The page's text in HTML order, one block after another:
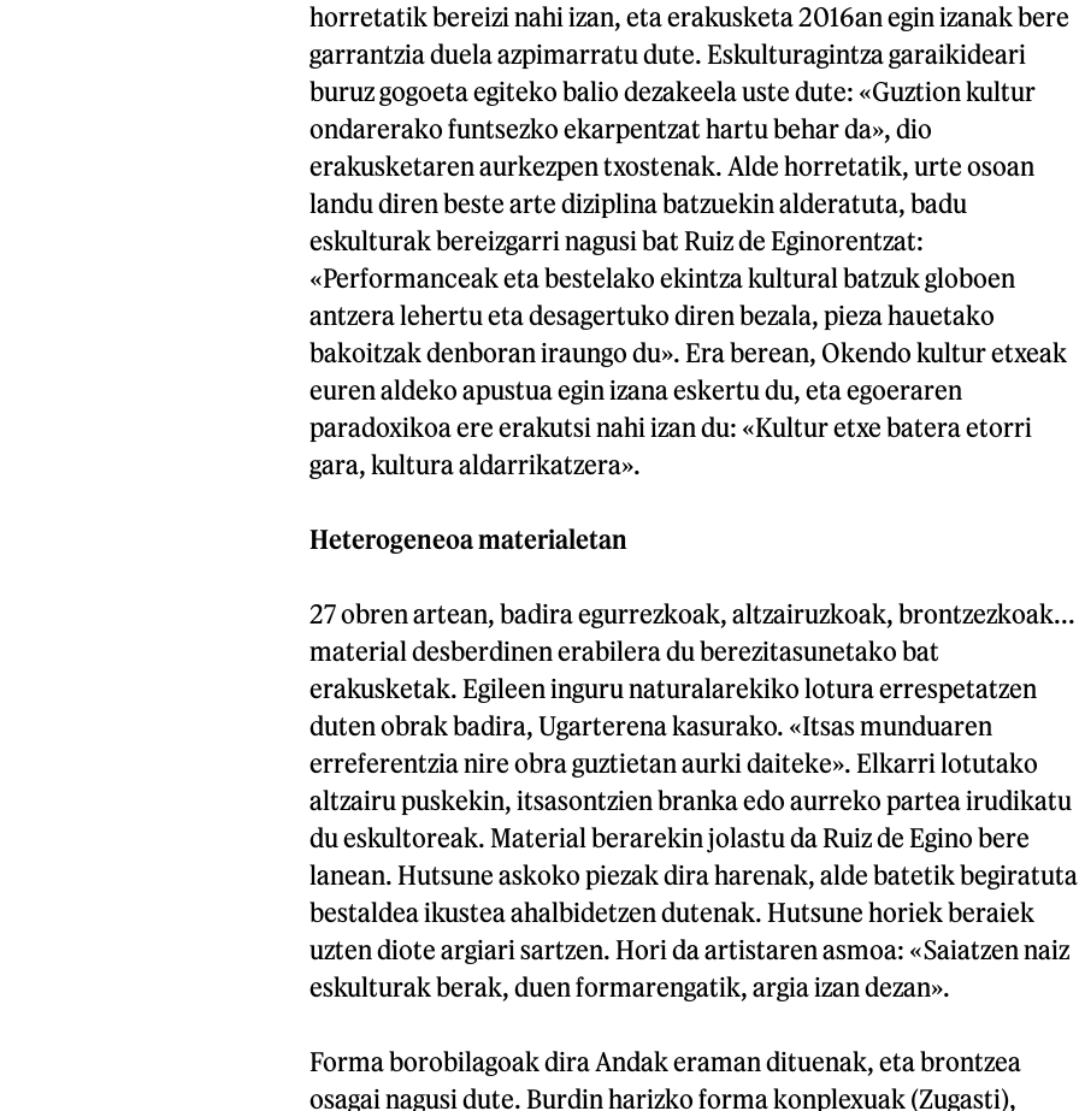
horretatik bereizi nahi izan, eta erakusketa 2016an egin izanak bere
garrantzia duela azpimarratu dute. Eskulturagintza garaikideari
buruz gogoeta egiteko balio dezakeela uste dute: «Guztion kultur
ondarerako funtsezko ekarpentzat hartu behar da», dio
erakusketaren aurkezpen txostenak. Alde horretatik, urte osoan
landu diren beste arte diziplina batzuekin alderatuta, badu
eskulturak bereizgarri nagusi bat Ruiz de Eginorentzat:
«Performanceak eta bestelako ekintza kultural batzuk globoen
antzera lehertu eta desagertuko diren bezala, pieza hauetako
bakoitzak denboran iraungo du». Era berean, Okendo kultur etxeak
euren aldeko apustua egin izana eskertu du, eta egoeraren
paradoxikoa ere erakutsi nahi izan du: «Kultur etxe batera etorri
gara, kultura aldarrikatzera».
Heterogeneoa materialetan
27 obren artean, badira egurrezkoak, altzairuzkoak, brontzezkoak...
material desberdinen erabilera du berezitasunetako bat
erakusketak. Egileen inguru naturalarekiko lotura errespetatzen
duten obrak badira, Ugarterena kasurako. «Itsas munduaren
erreferentzia nire obra guztietan aurki daiteke». Elkarri lotutako
altzairu puskekin, itsasontzien branka edo aurreko partea irudikatu
du eskultoreak. Material berarekin jolastu da Ruiz de Egino bere
lanean. Hutsune askoko piezak dira harenak, alde batetik begiratuta
bestaldea ikustea ahalbidetzen dutenak. Hutsune horiek beraiek
uzten diote argiari sartzen. Hori da artistaren asmoa: «Saiatzen naiz
eskulturak berak, duen formarengatik, argia izan dezan».
Forma borobilagoak dira Andak eraman dituenak, eta brontzea
osagai nagusi dute. Burdin harizko forma konplexuak (Zugasti),